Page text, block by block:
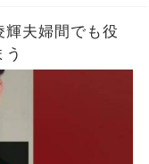
輝夫婦間でも役